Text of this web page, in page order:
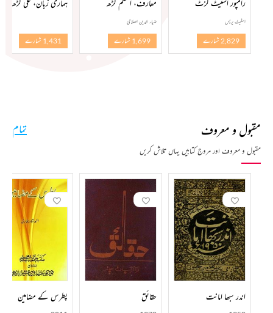
رامپور اسٹیٹ گزٹ
اسٹیٹ پریس
2,829 شمارے
معارف، اعظم گڑھ
ضیاء الدین اصلاحی
1,699 شمارے
ہماری زبان، علی گڑھ
1,431 شمارے
مقبول و معروف
مقبول و معروف اور مروج کتابیں یہاں تلاش کریں
تمام
اندر سبھا امانت حقائق پطرس کے مضامین